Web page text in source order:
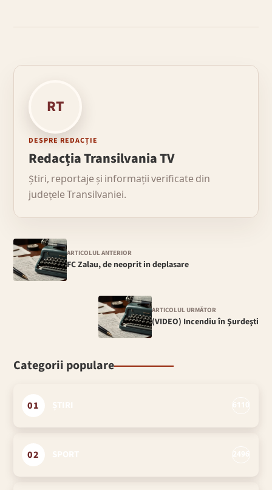
RT
DESPRE REDACȚIE
Redacția Transilvania TV
Știri, reportaje și informații verificate din
județele Transilvaniei.
ARTICOLUL ANTERIOR
FC Zalau, de neoprit in deplasare
ARTICOLUL URMĂTOR
(VIDEO) Incendiu în Şurdeşti
Categorii populare
01
02